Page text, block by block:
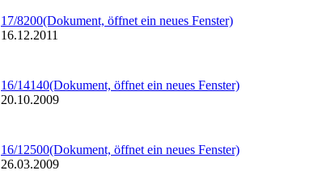
17/8200(Dokument, öffnet ein neues Fenster)
16.12.2011
16/14140(Dokument, öffnet ein neues Fenster)
20.10.2009
16/12500(Dokument, öffnet ein neues Fenster)
26.03.2009